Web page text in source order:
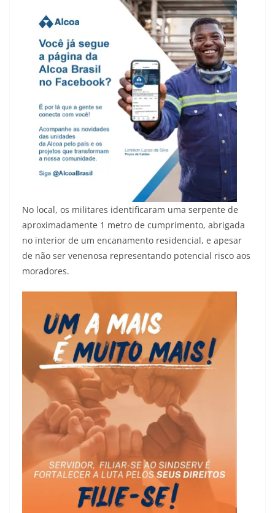
No local, os militares identificaram uma serpente de
aproximadamente 1 metro de cumprimento, abrigada
no interior de um encanamento residencial, e apesar
de não ser venenosa representando potencial risco aos
moradores.